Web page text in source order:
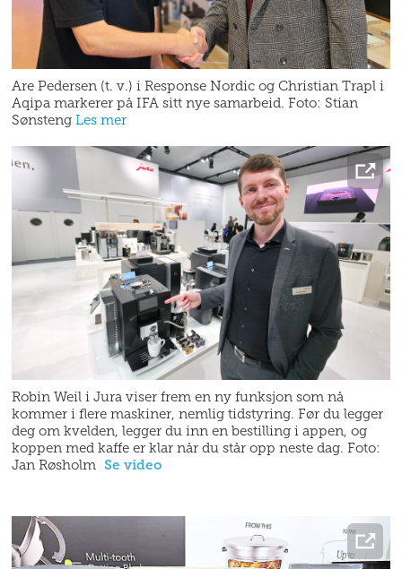
Are Pedersen (t. v.) i Response Nordic og Christian Trapl i
Aqipa markerer på IFA sitt nye samarbeid. Foto: Stian
SønstengLes mer
Robin Weil i Jura viser frem en ny funksjon som nå
kommer i flere maskiner, nemlig tidstyring. Før du legger
deg om kvelden, legger du inn en bestilling i appen, og
koppen med kaffe er klar når du står opp neste dag. Foto:
Jan Røsholm Se video